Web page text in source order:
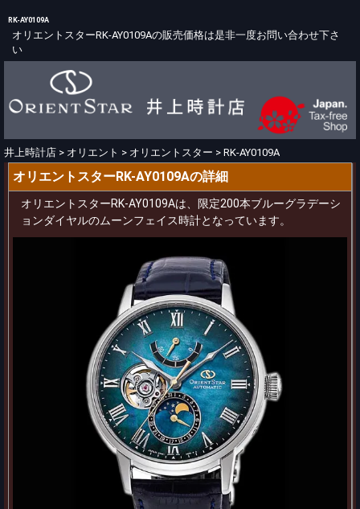
RK-AY0109A
オリエントスターRK-AY0109Aの販売価格は是非一度お問い合わせ下さ
い
井上時計店 > オリエント > オリエントスター > RK-AY0109A
オリエントスターRK-AY0109Aの詳細
オリエントスターRK-AY0109Aは、限定200本ブルーグラデーシ
ョンダイヤルのムーンフェイス時計となっています。